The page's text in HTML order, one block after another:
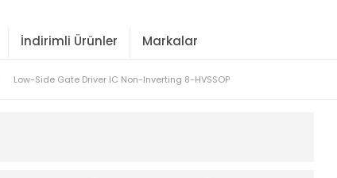
İndirimli Ürünler Markalar
Low-Side Gate Driver IC Non-Inverting 8-HVSSOP